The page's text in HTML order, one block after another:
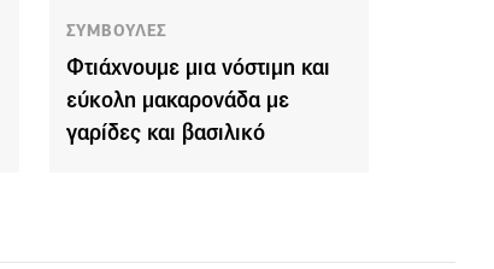
ΣΥΜΒΟΥΛΕΣ
Φτιάχνουμε μια νόστιμη και
εύκολη μακαρονάδα με
γαρίδες και βασιλικό